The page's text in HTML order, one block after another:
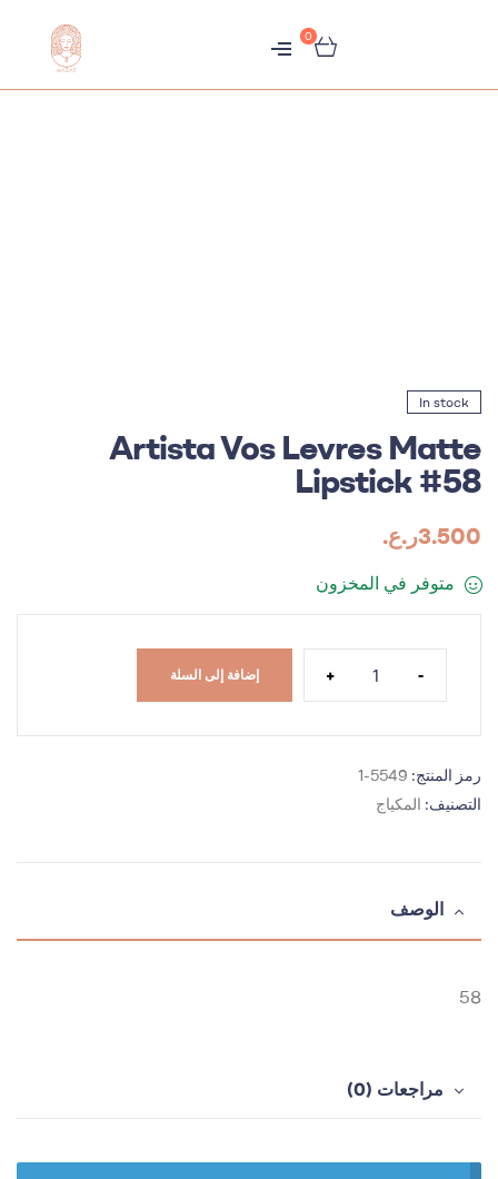
0
متجر
In stock
Artista Vos Levres Matte
Lipstick #58
3.500ر.ع.
متوفر في المخزون
-
+ إضافة إلى السلة
رمز المنتج: 5549-1
التصنيف: المكياج
الوصف
58
مراجعات (0)